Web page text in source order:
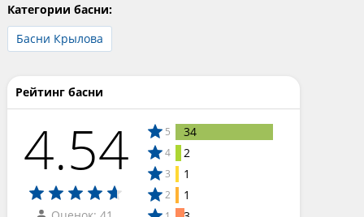
Категории басни:
Басни Крылова
Рейтинг басни
4.54 5 34
4 2
3 1
2 1